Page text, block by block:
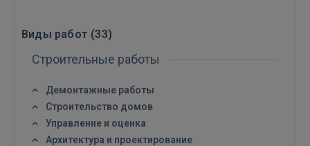
Виды работ (33)
Строительные работы
Демонтажные работы
Строительство домов
Управление и оценка
Архитектура и проектирование